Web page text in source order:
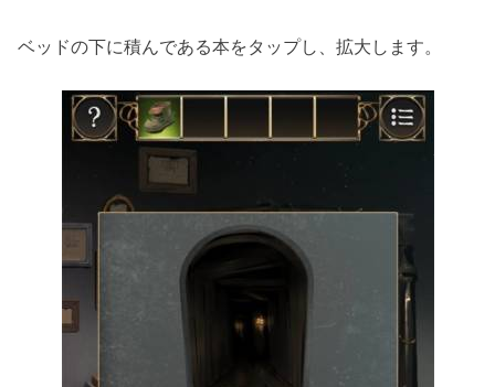
ベッドの下に積んである本をタップし、拡大します。